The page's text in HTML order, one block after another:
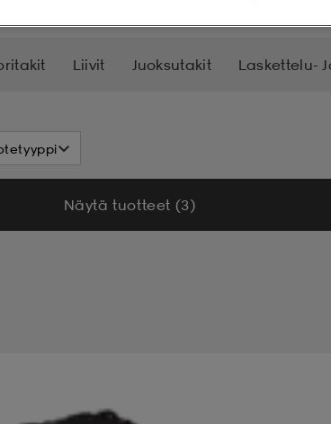
Liivit Juoksutakit Laskettelu-
Näytä tuotteet (3)